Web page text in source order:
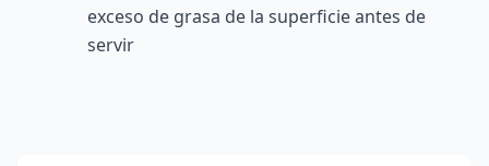
exceso de grasa de la superficie antes de
servir